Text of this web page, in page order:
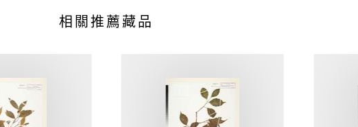
相關推薦藏品